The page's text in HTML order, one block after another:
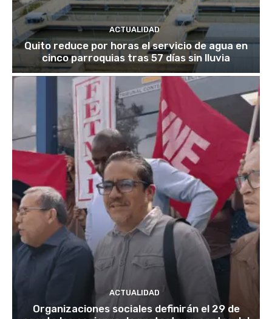
ACTUALIDAD
Quito reduce por horas el servicio de agua en
cinco parroquias tras 57 días sin lluvia
ACTUALIDAD
Organizaciones sociales definirán el 29 de